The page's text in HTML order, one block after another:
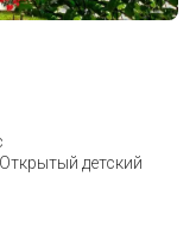
детский